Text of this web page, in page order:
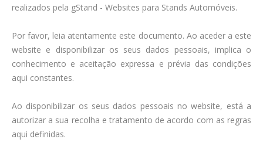
realizados pela gStand - Websites para Stands Automóveis.
Por favor, leia atentamente este documento. Ao aceder a este
website e disponibilizar os seus dados pessoais, implica o
conhecimento e aceitação expressa e prévia das condições
aqui constantes.
Ao disponibilizar os seus dados pessoais no website, está a
autorizar a sua recolha e tratamento de acordo com as regras
aqui definidas.